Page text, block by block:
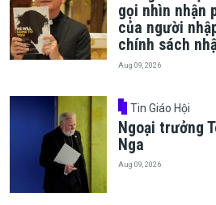
gọi nhìn nhận
của người
chính sách
Aug 09, 2026
Tin Giáo Hội
Ngoại trưởng
Nga
Aug 09, 2026